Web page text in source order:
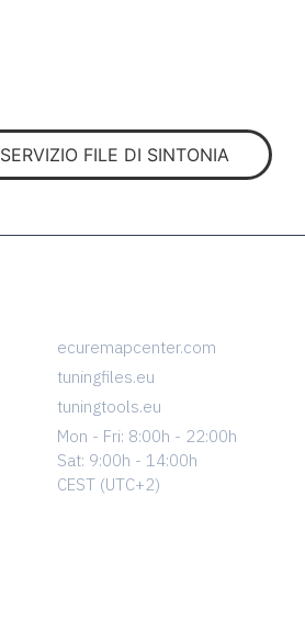
SERVIZIO FILE DI SINTONIA
ecuremapcenter.com
tuningfiles.eu
tuningtools.eu
Mon - Fri: 8:00h - 22:00h
Sat: 9:00h - 14:00h
CEST (UTC+2)